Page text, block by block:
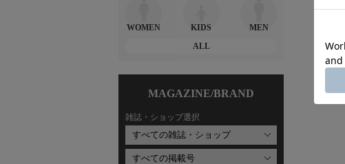
WOMEN KIDS
MEN
ALL
MAGAZINE/BRAND
雑誌・ショップ選択